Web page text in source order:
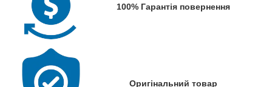
100% Гарантія повернення
Оригінальний товар